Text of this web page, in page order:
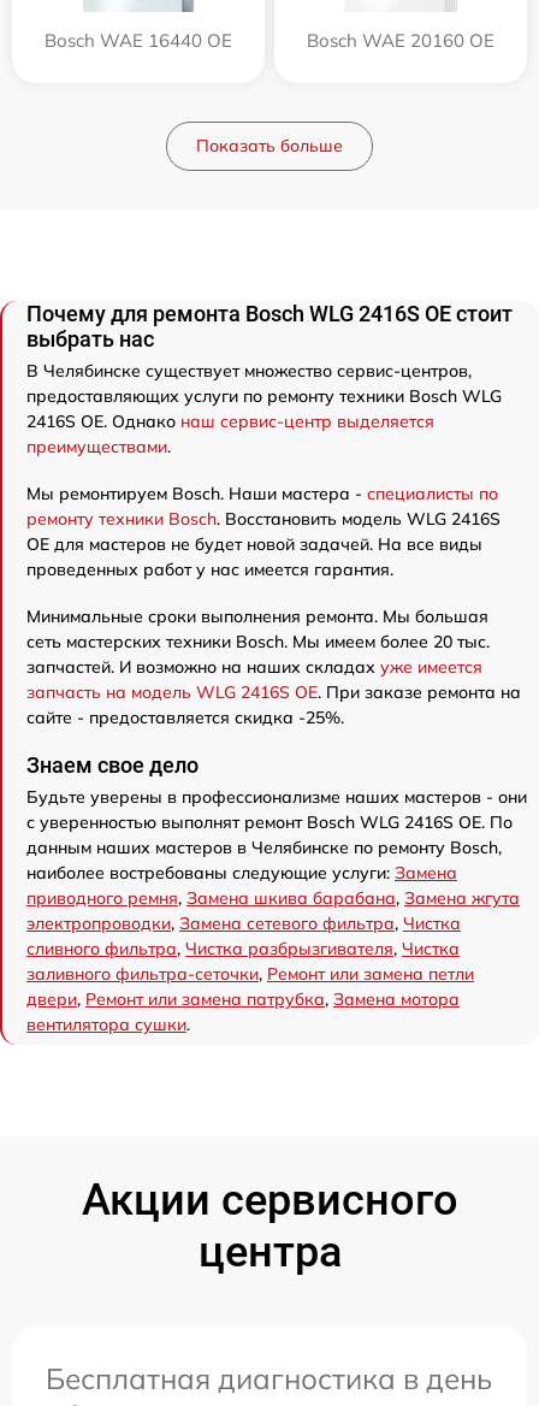
Bosch WAE 16440 OE Bosch WAE 20160 OE
Показать больше
Почему для ремонта Bosch WLG 2416S OE стоит
выбрать нас
В Челябинске существует множество сервис-центров,
предоставляющих услуги по ремонту техники Bosch WLG
2416S OE. Однако наш сервис-центр выделяется
преимуществами.
Мы ремонтируем Bosch. Наши мастера - специалисты по
ремонту техники Bosch. Восстановить модель WLG 2416S
OE для мастеров не будет новой задачей. На все виды
проведенных работ у нас имеется гарантия.
Минимальные сроки выполнения ремонта. Мы большая
сеть мастерских техники Bosch. Мы имеем более 20 тыс.
запчастей. И возможно на наших складах уже имеется
запчасть на модель WLG 2416S OE. При заказе ремонта на
сайте - предоставляется скидка -25%.
Знаем свое дело
Будьте уверены в профессионализме наших мастеров - они
с уверенностью выполнят ремонт Bosch WLG 2416S OE. По
данным наших мастеров в Челябинске по ремонту Bosch,
наиболее востребованы следующие услуги: Замена
приводного ремня, Замена шкива барабана, Замена жгута
электропроводки, Замена сетевого фильтра, Чистка
сливного фильтра, Чистка разбрызгивателя, Чистка
заливного фильтра-сеточки, Ремонт или замена петли
двери, Ремонт или замена патрубка, Замена мотора
вентилятора сушки.
Акции сервисного
центра
Бесплатная диагностика в день